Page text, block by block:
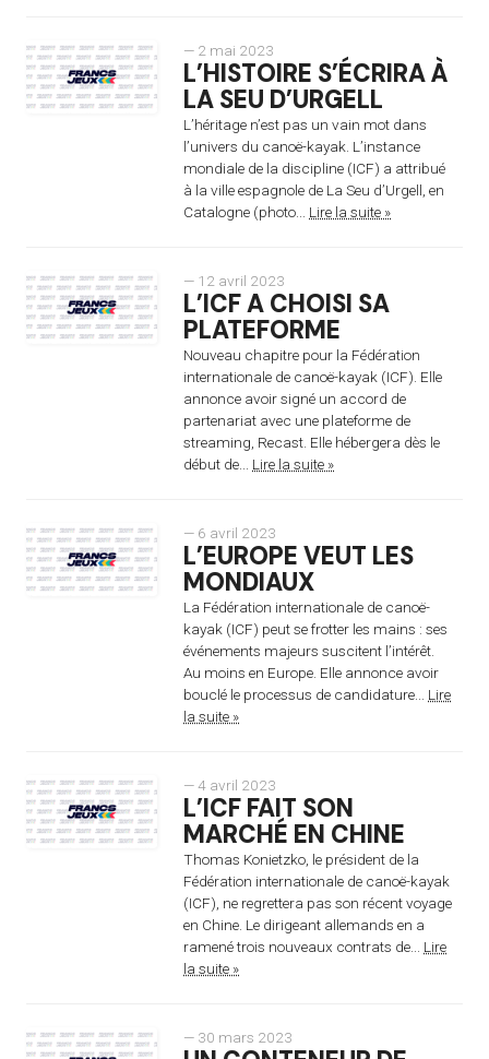
— 2 mai 2023
L’HISTOIRE S’ÉCRIRA À
LA SEU D’URGELL
L’héritage n’est pas un vain mot dans
l’univers du canoë-kayak. L’instance
mondiale de la discipline (ICF) a attribué
à la ville espagnole de La Seu d’Urgell, en
Catalogne (photo... Lire la suite »
— 12 avril 2023
L’ICF A CHOISI SA
PLATEFORME
Nouveau chapitre pour la Fédération
internationale de canoë-kayak (ICF). Elle
annonce avoir signé un accord de
partenariat avec une plateforme de
streaming, Recast. Elle hébergera dès le
début de... Lire la suite »
— 6 avril 2023
L’EUROPE VEUT LES
MONDIAUX
La Fédération internationale de canoë-
kayak (ICF) peut se frotter les mains : ses
événements majeurs suscitent l’intérêt.
Au moins en Europe. Elle annonce avoir
bouclé le processus de candidature... Lire
la suite »
— 4 avril 2023
L’ICF FAIT SON
MARCHÉ EN CHINE
Thomas Konietzko, le président de la
Fédération internationale de canoë-kayak
(ICF), ne regrettera pas son récent voyage
en Chine. Le dirigeant allemands en a
ramené trois nouveaux contrats de... Lire
la suite »
— 30 mars 2023